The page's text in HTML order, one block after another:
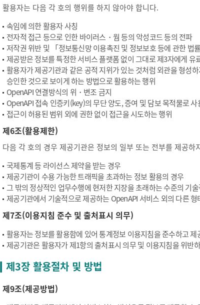
활용자는 다음 각 호의 행위를 하지 않아야 합니다.
속임에 의한 활용자 사칭
전자적 접근 등으로 인한 바이러스・웜 등의 악성코드 등의 전파
저작권 위반 및 「정보통신망 이용촉진 및 정보보호 등에 관한 법
제공받은 정보를 특정한 서비스 플랫폼 없이 그대로 제3자에게 유
활용자가 제공기관과 같은 공적 지위가 있는 것처럼 외관을 형성
승인한 것으로 보이게 하는 방법으로 활용하는 행위
OpenAPI 연결방식의 위・변조 금지
OpenAPI 접속 인증키(key)의 무단 양도, 증여 및 담보 목적물로 사
접근이 허용된 범위 외에 권한 없이 접근을 시도하는 행위
제6조(활용제한)
다음 각 호의 경우 제공기관은 정보의 일부 또는 전부를 제공하
국제통계 등 라이선스 제약을 받는 경우
제공기관이 수용 가능한 트래픽을 초과하는 정보 활용의 경우
그 밖의 정상적인 업무수행에 현저한 지장을 초래하는 수준의 기
제공기관에서 기술적으로 제공하는 OpenAPI 서비스 외의 다른
제7조(이용지침 준수 및 출처표시 의무)
활용자는 정보를 활용함에 있어 통계정보 이용지침을 준수하고
제공기관은 활용자가 제1항의 출처표시 의무 및 이용지침을 위
제3장 활용절차 및 방법
제9조(제공방법)